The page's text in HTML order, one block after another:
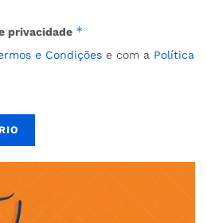
privacidade *
e Condições e com a Política